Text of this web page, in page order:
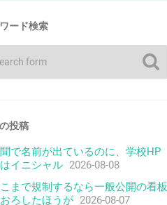
ード検索
投稿
で名前が出ているのに、学校HP
イニシャル 2026-08-08
まで規制するなら一般公開の看板
ろしたほうが 2026-08-07